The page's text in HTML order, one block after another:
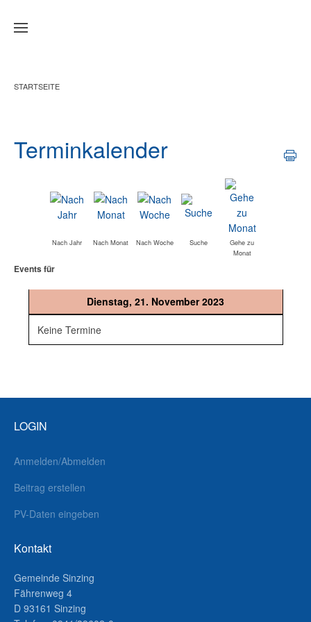
Zum Hauptinhalt springen
STARTSEITE
Terminkalender
Nach Jahr Nach Monat Nach Woche Suche
Gehe zu
Monat
Events für
Dienstag, 21. November 2023
Keine Termine
LOGIN
Anmelden/Abmelden
Beitrag erstellen
PV-Daten eingeben
Kontakt
Gemeinde Sinzing
Fährenweg 4
D 93161 Sinzing